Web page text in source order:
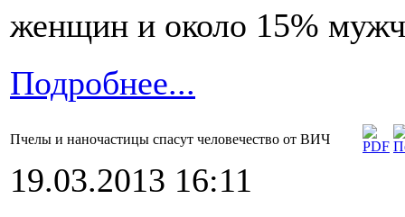
женщин и около 15%
Подробнее...
Пчелы и наночастицы спасут человечество от ВИЧ
19.03.2013 16:11